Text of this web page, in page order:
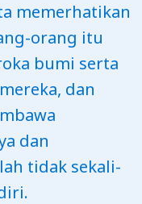
memerhatikan
orang itu
bumi serta
dan
dan
tidak sekali-